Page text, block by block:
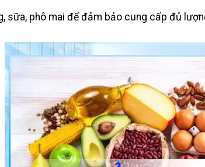
sữa, phô mai để đảm bảo cung cấp đủ